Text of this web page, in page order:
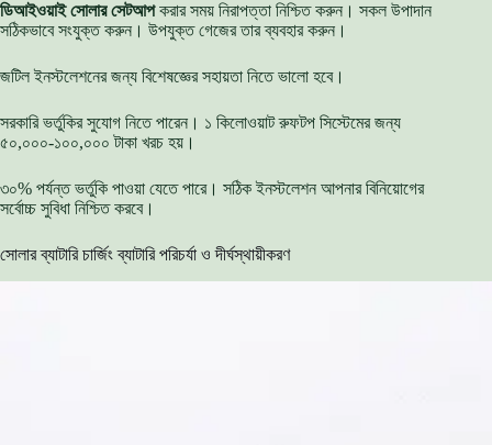
ডিআইওয়াই সোলার সেটআপকরার সময় নিরাপত্তা নিশ্চিত করুন। সকল উপাদান
সঠিকভাবে সংযুক্ত করুন। উপযুক্ত গেজের তার ব্যবহার করুন।
জটিল ইনস্টলেশনের জন্য বিশেষজ্ঞের সহায়তা নিতে ভালো হবে।
সরকারি ভর্তুকির সুযোগ নিতে পারেন। ১ কিলোওয়াট রুফটপ সিস্টেমের জন্য
৫০,০০০-১০০,০০০ টাকা খরচ হয়।
৩০% পর্যন্ত ভর্তুকি পাওয়া যেতে পারে। সঠিক ইনস্টলেশন আপনার বিনিয়োগের
সর্বোচ্চ সুবিধা নিশ্চিত করবে।
সোলার ব্যাটারি চার্জিং ব্যাটারি পরিচর্যা ও দীর্ঘস্থায়ীকরণ